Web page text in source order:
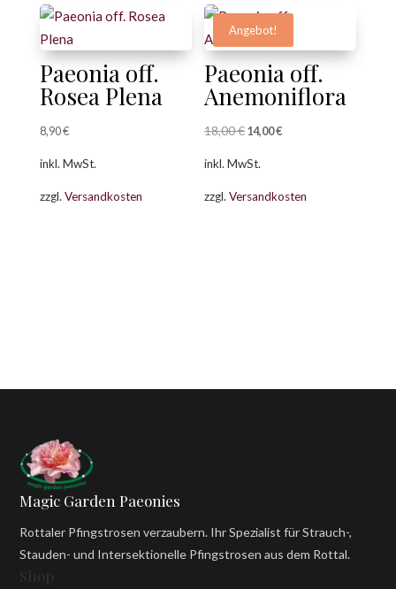
Paeonia off.
Rosea Plena
8,90€
inkl. MwSt.
zzgl.Versandkosten
Angebot!
Paeonia off.
Anemoniflora
18,00€Ursprünglicher
18,00 €
14,00€Aktueller
14,00 €.
inkl. MwSt.
zzgl.Versandkosten
Magic Garden Paeonies
Rottaler Pfingstrosen verzaubern. Ihr Spezialist für Strauch-,
Stauden- und Intersektionelle Pfingstrosen aus dem Rottal.
Shop